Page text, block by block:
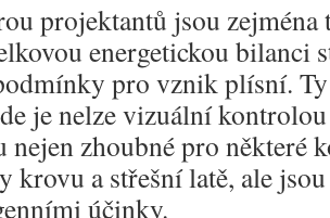
projektantů jsou zejména
energetickou bilanci
pro vznik plísní. Ty
je nelze vizuální
nejen zhoubné pro některé
krovu a střešní latě, ale
účinky.